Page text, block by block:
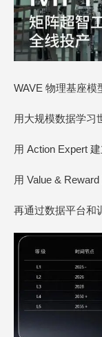
WAVE 物理基座模
用大规模数据学习
用 Action Expert
用 Value &
再通过数据平台和